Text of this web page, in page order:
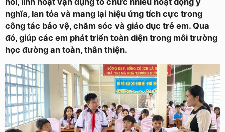
nghĩa, lan tỏa và mang lại hiệu ứng tích cực trong
công tác bảo vệ, chăm sóc và giáo dục trẻ em. Qua
đó, giúp các em phát triển toàn diện trong môi trường
học đường an toàn, thân thiện.